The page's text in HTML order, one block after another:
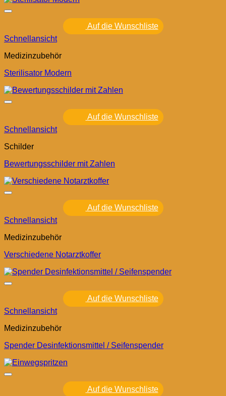
Auf die Wunschliste
Schnellansicht
Medizinzubehör
Sterilisator Modern
Auf die Wunschliste
Schnellansicht
Schilder
Bewertungsschilder mit Zahlen
Auf die Wunschliste
Schnellansicht
Medizinzubehör
Verschiedene Notarztkoffer
Auf die Wunschliste
Schnellansicht
Medizinzubehör
Spender Desinfektionsmittel / Seifenspender
Auf die Wunschliste